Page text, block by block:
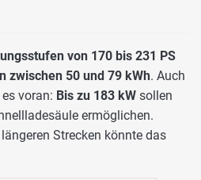
von 170 bis 231 PS
zwischen 50 und 79 kWh. Auch
voran: Bis zu 183 kW sollen
ermöglichen.
Strecken könnte das